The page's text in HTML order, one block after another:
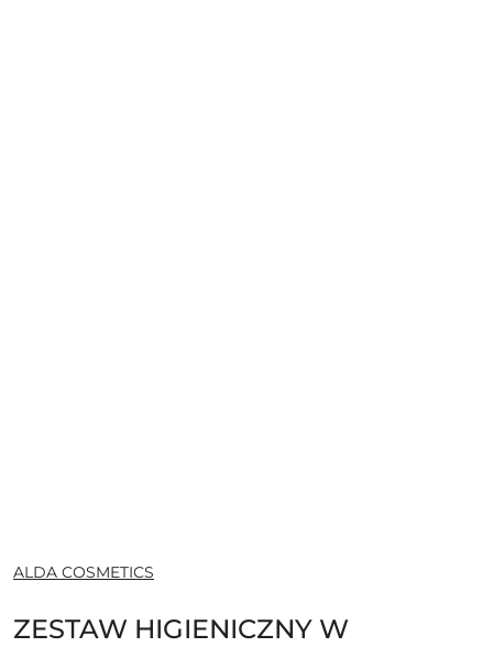
NAZWA
PRODUCENTA:
ALDA COSMETICS
ZESTAW HIGIENICZNY W